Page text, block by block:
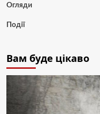
Огляди
Події
Вам буде цікаво